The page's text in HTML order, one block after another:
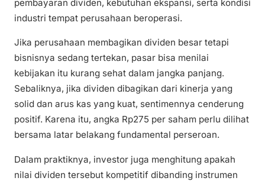
pembayaran dividen, kebutuhan ekspansi, serta kondisi
industri tempat perusahaan beroperasi.
Jika perusahaan membagikan dividen besar tetapi
bisnisnya sedang tertekan, pasar bisa menilai
kebijakan itu kurang sehat dalam jangka panjang.
Sebaliknya, jika dividen dibagikan dari kinerja yang
solid dan arus kas yang kuat, sentimennya cenderung
positif. Karena itu, angka Rp275 per saham perlu dilihat
bersama latar belakang fundamental perseroan.
Dalam praktiknya, investor juga menghitung apakah
nilai dividen tersebut kompetitif dibanding instrumen